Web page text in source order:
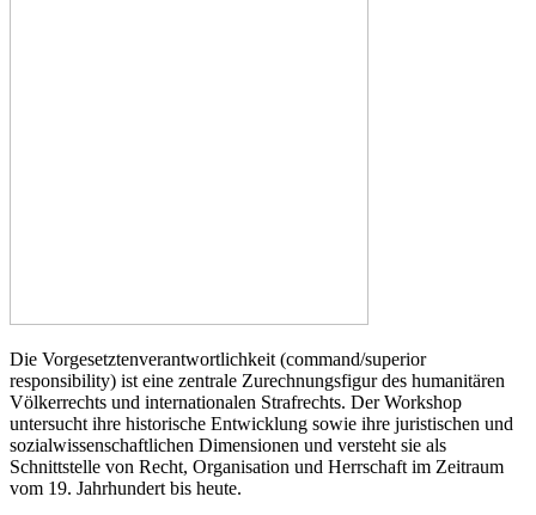
Die Vorgesetztenverantwortlichkeit (command/superior
responsibility) ist eine zentrale Zurechnungsfigur des humanitären
Völkerrechts und internationalen Strafrechts. Der Workshop
untersucht ihre historische Entwicklung sowie ihre juristischen und
sozialwissenschaftlichen Dimensionen und versteht sie als
Schnittstelle von Recht, Organisation und Herrschaft im Zeitraum
vom 19. Jahrhundert bis heute.